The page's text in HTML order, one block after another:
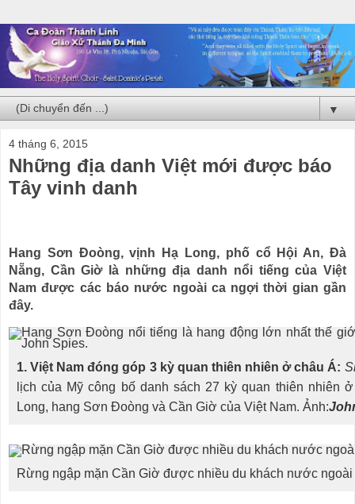
▼
4 tháng 6, 2015
Những địa danh Việt mới được báo
Tây vinh danh
Hang Sơn Đoòng, vịnh Hạ Long, phố cổ Hội An, Đà
Nẵng, Cần Giờ là những địa danh nổi tiếng của Việt
Nam được các báo nước ngoài ca ngợi thời gian gần
đây.
1. Việt Nam đóng góp 3 kỳ quan thiên nhiên ở châu Á:
lịch của Mỹ công bố danh sách 27 kỳ quan thiên nhiên
Long, hang Sơn Đoòng và Cần Giờ của Việt Nam. Ảnh:
Rừng ngập mặn Cần Giờ được nhiều du khách nước